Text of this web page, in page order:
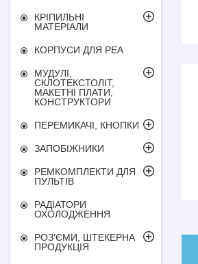
КРІПИЛЬНІ
МАТЕРІАЛИ
КОРПУСИ ДЛЯ РЕА
МУДУЛІ,
СКЛОТЕКСТОЛІТ,
МАКЕТНІ ПЛАТИ,
КОНСТРУКТОРИ
ПЕРЕМИКАЧІ, КНОПКИ
ЗАПОБІЖНИКИ
РЕМКОМПЛЕКТИ ДЛЯ
ПУЛЬТІВ
РАДІАТОРИ
ОХОЛОДЖЕННЯ
РОЗ'ЄМИ, ШТЕКЕРНА
ПРОДУКЦІЯ